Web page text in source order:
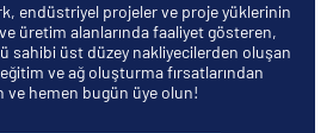
endüstriyel projeler ve proje yüklerinin
üretim alanlarında faaliyet gösteren,
sahibi üst düzey nakliyecilerden oluşan
ve ağ oluşturma fırsatlarından
ve hemen bugün üye olun!